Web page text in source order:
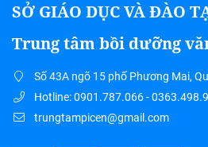
SỞ GIÁO DỤC VÀ ĐÀO
Trung tâm bồi dưỡng
Số 43A ngõ 15 phố Phương Mai,
Hotline: 0901.787.066 -
trungtampicen@gmail.com